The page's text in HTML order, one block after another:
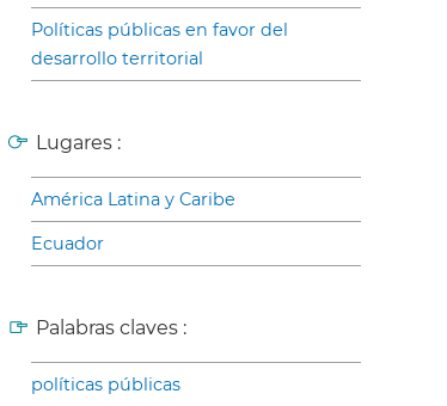
Políticas públicas en favor del
desarrollo territorial
Lugares :
América Latina y Caribe
Ecuador
Palabras claves :
políticas públicas